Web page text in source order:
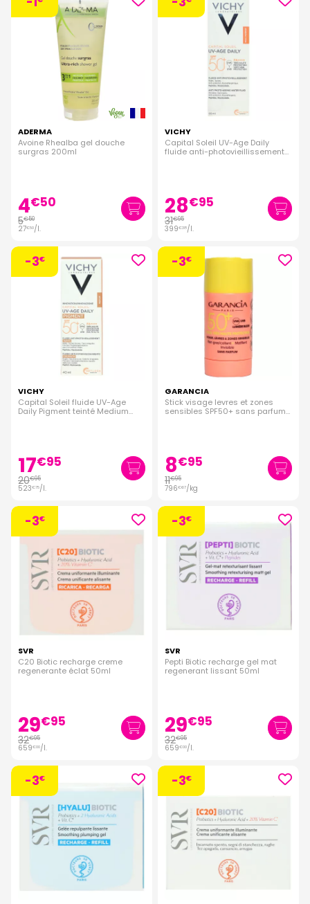
ADERMA
Avoine Rhealba gel douche
surgras 200ml
4€50
5€50
27€50/l.
VICHY
Capital Soleil UV-Age Daily
fluide anti-photovieillissement
28€95
31€95
399€38/l.
-3€
VICHY
Capital Soleil fluide UV-Age
Daily Pigment teinté Medium
17€95
20€95
523€75/l.
-3€
GARANCIA
Stick visage levres et zones
sensibles SPF50+ sans parfum
8€95
11€95
796€67/kg
-3€
SVR
C20 Biotic recharge creme
regenerante éclat 50ml
29€95
32€95
659€00/l.
-3€
SVR
Pepti Biotic recharge gel mat
regenerant lissant 50ml
29€95
32€95
659€00/l.
-3€ -3€